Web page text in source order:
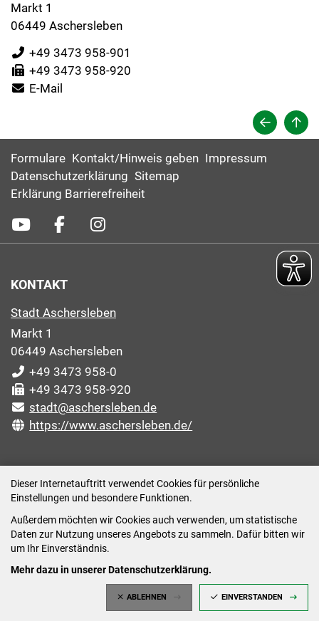
Dieser Internetauftritt verwendet Cookies für persönliche
Einstellungen und besondere Funktionen.
Außerdem möchten wir Cookies auch verwenden, um statistische
Daten zur Nutzung unseres Angebots zu sammeln. Dafür bitten wir
um Ihr Einverständnis.
Mehr dazu in unserer Datenschutzerklärung.
ABLEHNEN EINVERSTANDEN
Markt 1
06449 Aschersleben
+49 3473 958-901
+49 3473 958-920
E-Mail
Formulare Kontakt/Hinweis geben Impressum
Datenschutzerklärung Sitemap
Erklärung Barrierefreiheit
KONTAKT
Stadt Aschersleben
Markt 1
06449 Aschersleben
+49 3473 958-0
+49 3473 958-920
stadt@aschersleben.de
https://www.aschersleben.de/
Montag: 09:00-12:00 /14:00-15:00 Uhr
Dienstag: 09:00-12:00 /14:00-16:00 Uhr
Mittwoch: 09:00 - 12:00 Uhr (nach vorheriger
Donnerstag: 09:00-12:00 /14:00-18:00 Uhr
Freitag: 09:00-12:00 Uhr